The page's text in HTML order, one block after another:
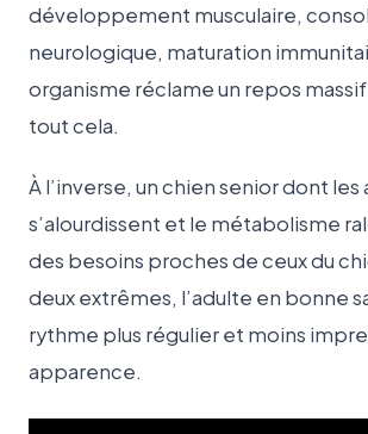
développement musculaire,
neurologique, maturation
organisme réclame un repos
tout cela.
À l’inverse, un chien senior dont
s’alourdissent et le métabolisme
des besoins proches de ceux du
deux extrêmes, l’adulte en bonne
rythme plus régulier et moins
apparence.